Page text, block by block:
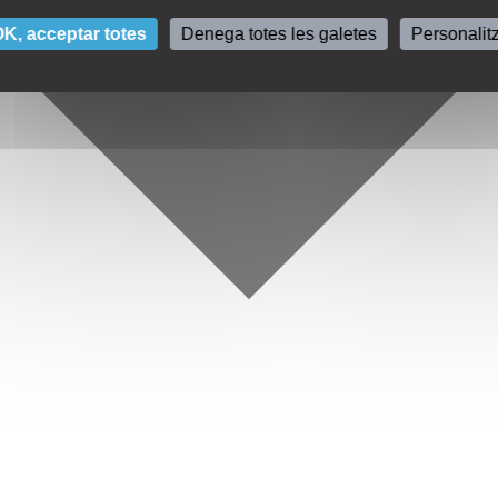
acceptar totes Denega totes les galetes